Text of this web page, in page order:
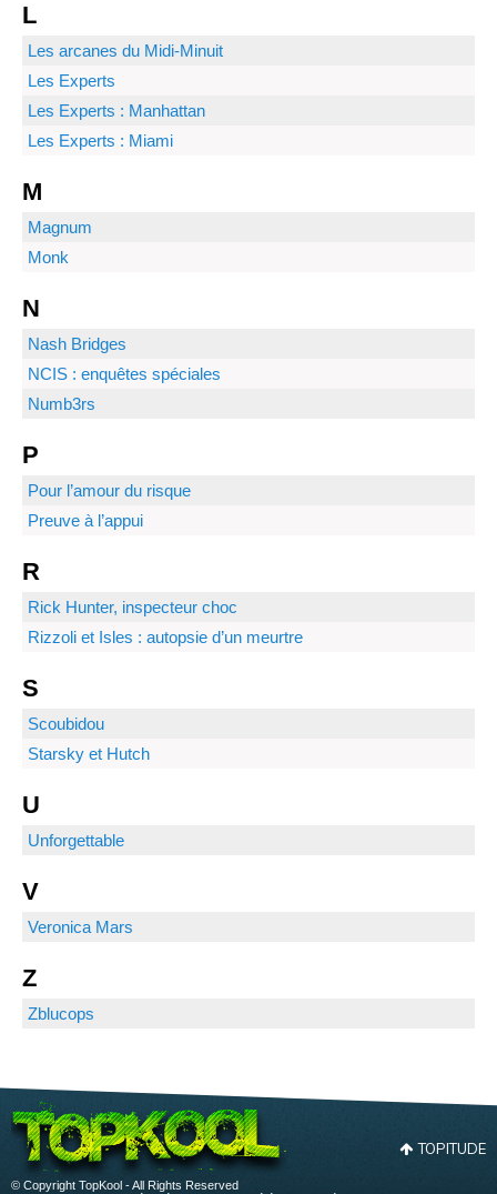
L
Les arcanes du Midi-Minuit
Les Experts
Les Experts : Manhattan
Les Experts : Miami
M
Magnum
Monk
N
Nash Bridges
NCIS : enquêtes spéciales
Numb3rs
P
Pour l’amour du risque
Preuve à l’appui
R
Rick Hunter, inspecteur choc
Rizzoli et Isles : autopsie d’un meurtre
S
Scoubidou
Starsky et Hutch
U
Unforgettable
V
Veronica Mars
Z
Zblucops
TOPITUDE
© Copyright TopKool - All Rights Reserved